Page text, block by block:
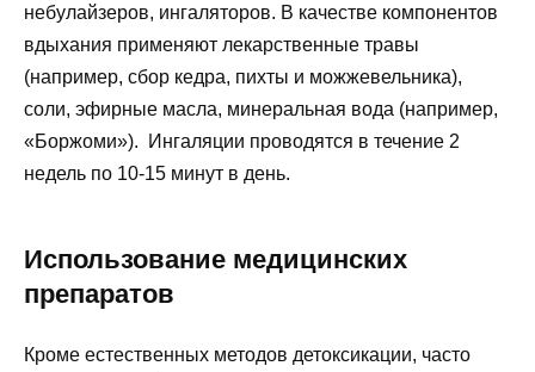
небулайзеров, ингаляторов. В качестве компонентов
вдыхания применяют лекарственные травы
(например, сбор кедра, пихты и можжевельника),
соли, эфирные масла, минеральная вода (например,
«Боржоми»). Ингаляции проводятся в течение 2
недель по 10-15 минут в день.
Использование медицинских
препаратов
Кроме естественных методов детоксикации, часто